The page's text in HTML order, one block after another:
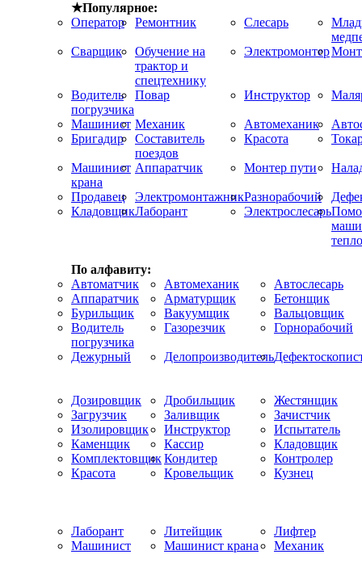
★Популярное:
Оператор
Ремонтник Слесарь
Сварщик
Обучение на
трактор и
спецтехнику
Электромонтер
Водитель
погрузчика
Повар Инструктор
Машинист Механик Автомеханик
Бригадир
Составитель
поездов
Красота
Машинист
крана
Аппаратчик Монтер пути
Продавец ЭлектромонтажникРазнорабочий
КладовщикЛаборант Электрослесарь
По алфавиту:
Автоматчик
Автомеханик
Автослесарь
Аппаратчик
Арматурщик
Бетонщик
Бурильщик
Вакуумщик
Вальцовщик
Водитель
погрузчика
Газорезчик Горнорабочий
Дежурный Делопроизводитель
Дозировщик Дробильщик
Жестянщик
Загрузчик
Заливщик
Зачистчик
Изолировщик
Инструктор
Испытатель
Каменщик
Кассир
Кладовщик
КомплектовщикКондитер
Контролер
Красота
Кровельщик Кузнец
Лаборант Литейщик
Лифтер
Машинист
Машинист крана Механик